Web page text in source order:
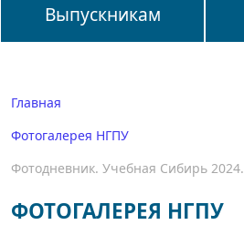
Выпускникам
Главная
Фотогалерея НГПУ
Фотодневник. Учебная Сибирь 2024.
ФОТОГАЛЕРЕЯ НГПУ